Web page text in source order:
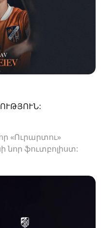
«Ուրարտու»
նոր ֆուտբոլիստ: